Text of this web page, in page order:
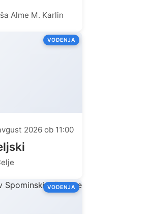
Alme M. Karlin
VODENJA
2026 ob 11:00
VODENJA